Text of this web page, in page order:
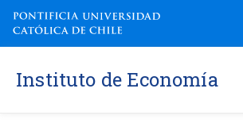
Instituto de Economía